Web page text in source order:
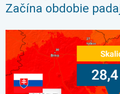
Začína obdobie
Bol prekonaný rekord